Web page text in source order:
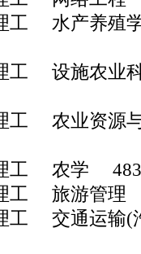
水产养殖
设施农业科
农业资
工 农学
旅游管
交通运输(